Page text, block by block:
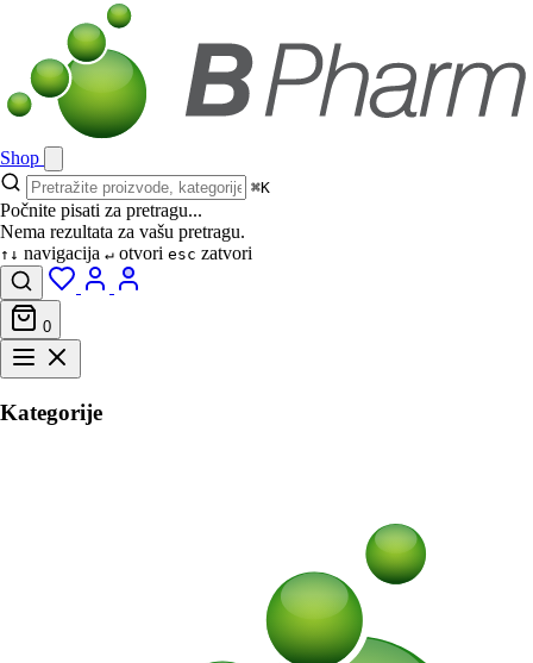
Shop
⌘K
Počnite pisati za pretragu...
Nema rezultata za vašu pretragu.
↑↓ navigacija ↵ otvori esc zatvori
0
Kategorije